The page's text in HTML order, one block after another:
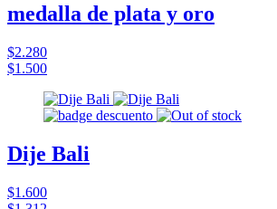
medalla de plata y oro
$2.280
$1.500
Dije Bali
$1.600